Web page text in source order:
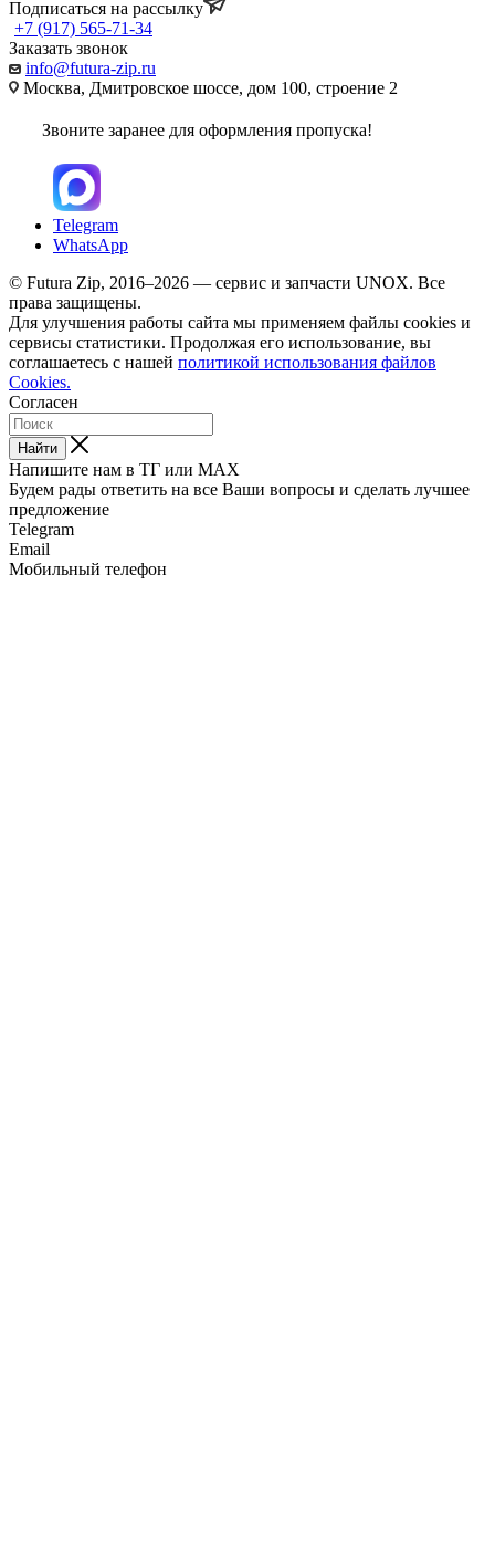
Подписаться на рассылку
+7 (917) 565-71-34
Заказать звонок
info@futura-zip.ru
Москва, Дмитровское шоссе, дом 100, строение 2
Звоните заранее для оформления пропуска!
Telegram
WhatsApp
© Futura Zip, 2016–2026 — сервис и запчасти UNOX. Все
права защищены.
Для улучшения работы сайта мы применяем файлы cookies и
сервисы статистики. Продолжая его использование, вы
соглашаетесь с нашей политикой использования файлов
Cookies.
Согласен
Найти
Напишите нам в ТГ или MAX
Будем рады ответить на все Ваши вопросы и сделать лучшее
предложение
Telegram
Email
Мобильный телефон